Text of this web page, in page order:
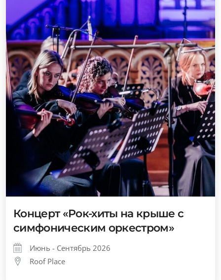
Концерт «Рок-хиты на крыше с
симфоническим оркестром»
Июнь - Сентябрь 2026
Roof Place